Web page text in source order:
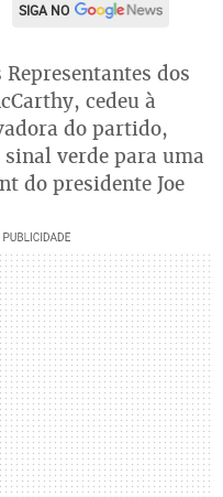
SIGA NO
dos
cedeu à
do partido,
verde para uma
do presidente Joe